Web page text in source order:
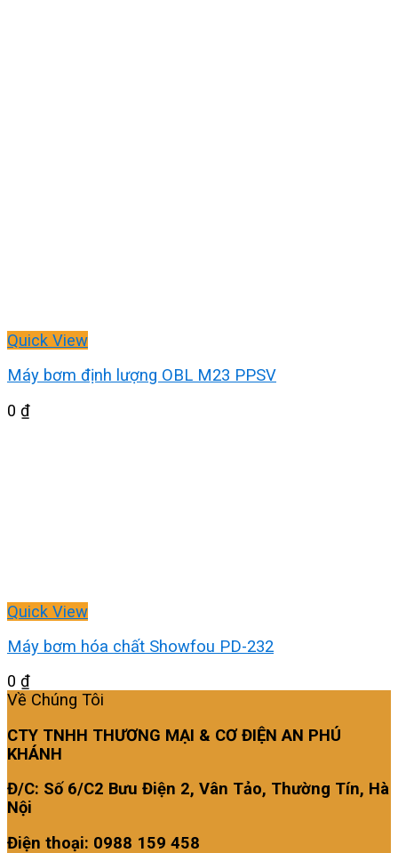
Quick View
Máy bơm định lượng OBL M23 PPSV
0 ₫
Quick View
Máy bơm hóa chất Showfou PD-232
0 ₫
Về Chúng Tôi
CTY TNHH THƯƠNG MẠI & CƠ ĐIỆN AN PHÚ
KHÁNH
Đ/C: Số 6/C2 Bưu Điện 2, Vân Tảo, Thường Tín, Hà
Nội
Điện thoại: 0988 159 458